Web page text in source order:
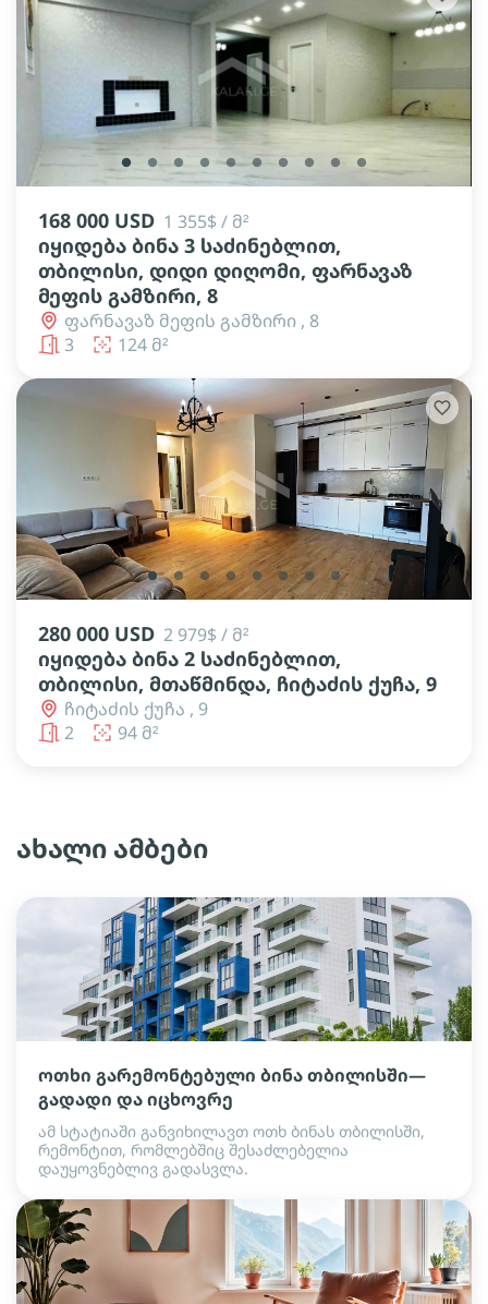
lens lens lens lens lens lens lens lens lens lens
168 000 USD 1 355$ / მ²
იყიდება ბინა 3 საძინებლით,
თბილისი, დიდი დიღომი, ფარნავაზ
მეფის გამზირი, 8
ფარნავაზ მეფის გამზირი , 8
3
124 მ²
lens lens lens lens lens lens lens lens
280 000 USD 2 979$ / მ²
იყიდება ბინა 2 საძინებლით,
თბილისი, მთაწმინდა, ჩიტაძის ქუჩა, 9
ჩიტაძის ქუჩა , 9
2
94 მ²
ახალი ამბები
ოთხი გარემონტებული ბინა თბილისში—
გადადი და იცხოვრე
ამ სტატიაში განვიხილავთ ოთხ ბინას თბილისში,
რემონტით, რომლებშიც შესაძლებელია
დაუყოვნებლივ გადასვლა.